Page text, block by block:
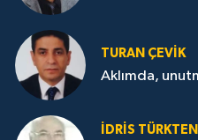
TURAN ÇEVİK
Aklımda,
İDRİS TÜRKTEN